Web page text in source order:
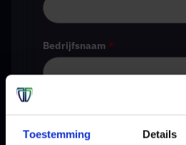
Toestemming Details
Bedrijfsnaam *